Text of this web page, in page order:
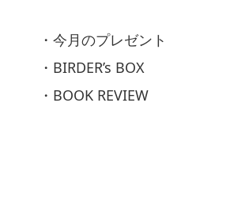
・今月のプレゼント
・BIRDER’s BOX
・BOOK REVIEW